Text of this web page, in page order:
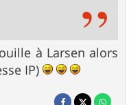
à Larsen alors
IP)